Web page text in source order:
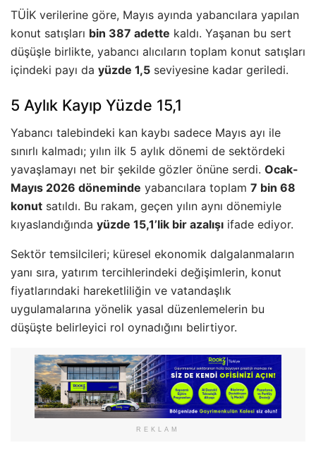
TÜİK verilerine göre, Mayıs ayında yabancılara yapılan
konut satışları bin 387 adette kaldı. Yaşanan bu sert
düşüşle birlikte, yabancı alıcıların toplam konut satışları
içindeki payı da yüzde 1,5 seviyesine kadar geriledi.
5 Aylık Kayıp Yüzde 15,1
Yabancı talebindeki kan kaybı sadece Mayıs ayı ile
sınırlı kalmadı; yılın ilk 5 aylık dönemi de sektördeki
yavaşlamayı net bir şekilde gözler önüne serdi. Ocak-
Mayıs 2026 döneminde yabancılara toplam 7 bin 68
konut satıldı. Bu rakam, geçen yılın aynı dönemiyle
kıyaslandığında yüzde 15,1’lik bir azalışı ifade ediyor.
Sektör temsilcileri; küresel ekonomik dalgalanmaların
yanı sıra, yatırım tercihlerindeki değişimlerin, konut
fiyatlarındaki hareketliliğin ve vatandaşlık
uygulamalarına yönelik yasal düzenlemelerin bu
düşüşte belirleyici rol oynadığını belirtiyor.
REKLAM